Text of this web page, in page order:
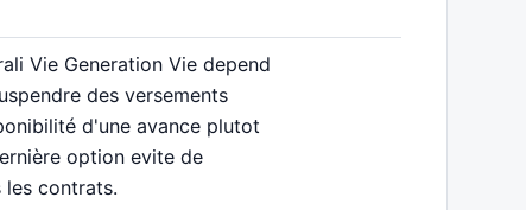
Vie Generation Vie depend
des versements
d'une avance plutot
option evite de
contrats.